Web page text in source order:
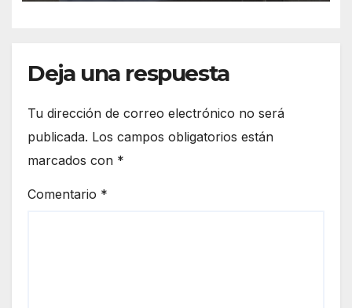
Deja una respuesta
Tu dirección de correo electrónico no será
publicada. Los campos obligatorios están
marcados con *
Comentario *